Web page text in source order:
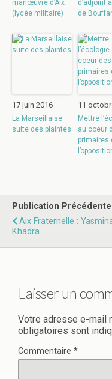
manœuvre d’Aix
(lycée militaire)
d’adjoint
de
17 juin 2016
La Marseillaise
suite des plaintes
11
Mettre
au coeur
primaires
Publication Précédente
Aix Fraternelle :
Khadra
Laisser un
Votre adresse e-mail
obligatoires sont
Commentaire *